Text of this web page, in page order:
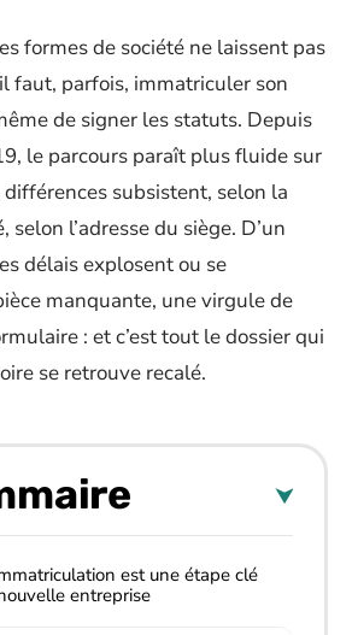
formes de société ne laissent pas
faut, parfois, immatriculer son
de signer les statuts. Depuis
le parcours paraît plus fluide sur
subsistent, selon la
selon l’adresse du siège. D’un
délais explosent ou se
manquante, une virgule de
: et c’est tout le dossier qui
se retrouve recalé.
est une étape clé
entreprise